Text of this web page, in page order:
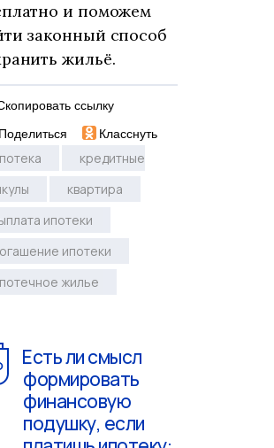
и поможем
законный способ
жильё.
ссылку
Поделиться
Класснуть
кредитные
квартира
ипотеки
ипотеки
жилье
Есть ли смысл
формировать
финансовую
подушку, если